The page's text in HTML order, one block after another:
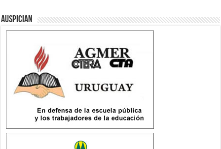
Auspician